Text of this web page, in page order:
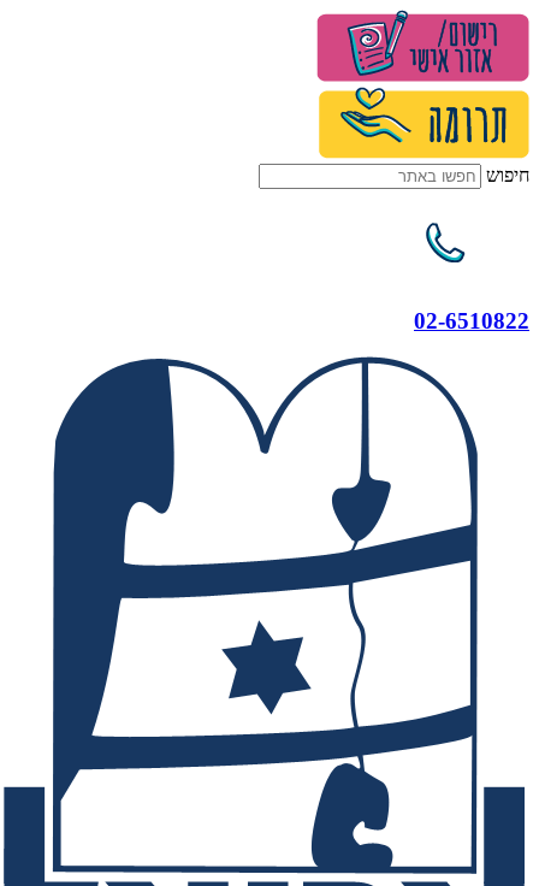
דלג
לתוכן
חיפוש
02-6510822